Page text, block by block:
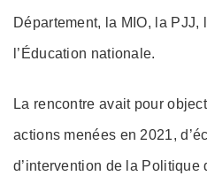
Département, la MIO, la
l’Éducation nationale.
La rencontre avait pour
actions menées en 2021,
d’intervention de la Politique